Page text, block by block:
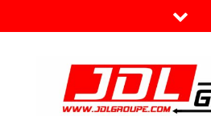
to